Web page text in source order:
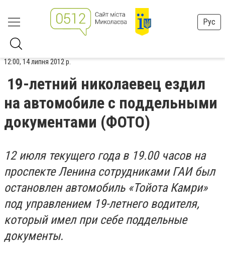
Рус
12:00, 14 липня 2012 р.
19-летний николаевец ездил
на автомобиле с поддельными
документами (ФОТО)
12 июля текущего года в 19.00 часов на
проспекте Ленина сотрудниками ГАИ был
остановлен автомобиль «Тойота Камри»
под управлением 19-летнего водителя,
который имел при себе поддельные
документы.